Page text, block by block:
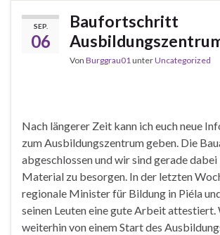
SEP.
06
Baufortschritt
Von Burggrau01unterUncategorized
Nach längerer Zeit kann ich euch neue
zum Ausbildungszentrum geben. Die
abgeschlossen und wir sind gerade
Material zu besorgen. In der letzten
regionale Minister für Bildung in Piéla
seinen Leuten eine gute Arbeit attestiert.
weiterhin von einem Start des